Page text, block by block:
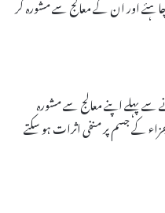
پہلے اپنے معالج سے مشورہ
کے جسم پر منفی اثرات ہو سکتے